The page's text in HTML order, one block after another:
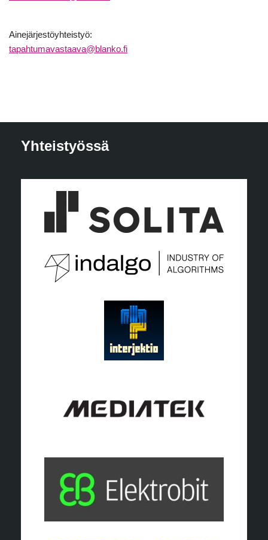
Ainejärjestöyhteistyö:
tapahtumavastaava@blanko.fi
Yhteistyössä